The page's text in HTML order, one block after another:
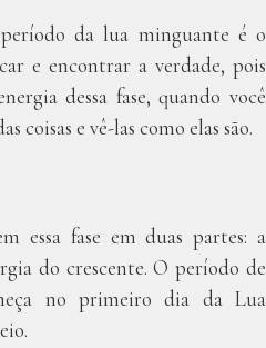
da lua minguante é o
e encontrar a verdade, pois
dessa fase, quando você
coisas e vê-las como elas são.
essa fase em duas partes: a
do crescente. O período de
no primeiro dia da Lua